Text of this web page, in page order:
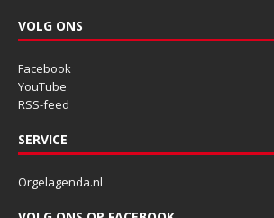
VOLG ONS
Facebook
YouTube
RSS-feed
SERVICE
Orgelagenda.nl